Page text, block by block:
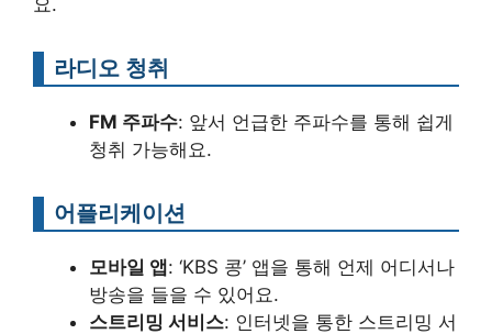
라디오 청취
FM 주파수: 앞서 언급한 주파수를 통해 쉽게
청취 가능해요.
어플리케이션
모바일 앱: ‘KBS 콩’ 앱을 통해 언제 어디서나
방송을 들을 수 있어요.
스트리밍 서비스: 인터넷을 통한 스트리밍 서